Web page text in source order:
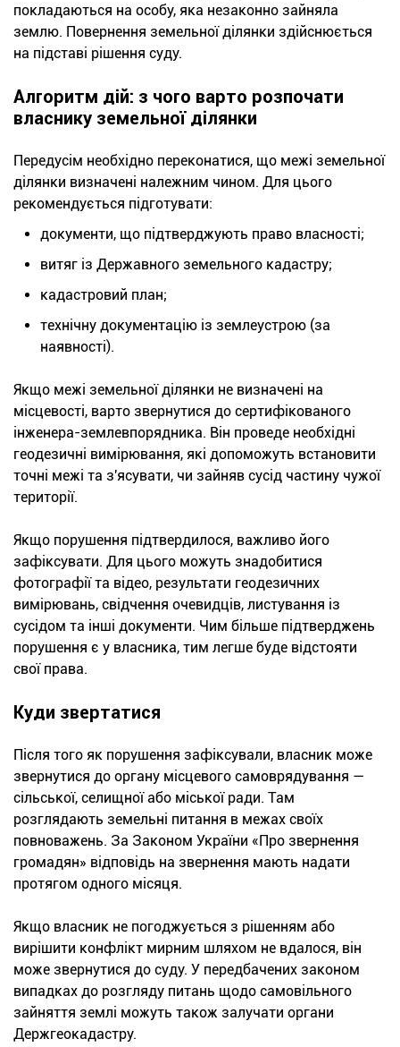
покладаються на особу, яка незаконно зайняла
землю. Повернення земельної ділянки здійснюється
на підставі рішення суду.
Алгоритм дій: з чого варто розпочати
власнику земельної ділянки
Передусім необхідно переконатися, що межі земельної
ділянки визначені належним чином. Для цього
рекомендується підготувати:
документи, що підтверджують право власності;
витяг із Державного земельного кадастру;
кадастровий план;
технічну документацію із землеустрою (за
наявності).
Якщо межі земельної ділянки не визначені на
місцевості, варто звернутися до сертифікованого
інженера-землевпорядника. Він проведе необхідні
геодезичні вимірювання, які допоможуть встановити
точні межі та з'ясувати, чи зайняв сусід частину чужої
території.
Якщо порушення підтвердилося, важливо його
зафіксувати. Для цього можуть знадобитися
фотографії та відео, результати геодезичних
вимірювань, свідчення очевидців, листування із
сусідом та інші документи. Чим більше підтверджень
порушення є у власника, тим легше буде відстояти
свої права.
Куди звертатися
Після того як порушення зафіксували, власник може
звернутися до органу місцевого самоврядування —
сільської, селищної або міської ради. Там
розглядають земельні питання в межах своїх
повноважень. За Законом України «Про звернення
громадян» відповідь на звернення мають надати
протягом одного місяця.
Якщо власник не погоджується з рішенням або
вирішити конфлікт мирним шляхом не вдалося, він
може звернутися до суду. У передбачених законом
випадках до розгляду питань щодо самовільного
зайняття землі можуть також залучати органи
Держгеокадастру.